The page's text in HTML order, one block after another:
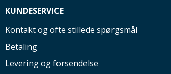
KUNDESERVICE
Kontakt og ofte stillede spørgsmål
Betaling
Levering og forsendelse